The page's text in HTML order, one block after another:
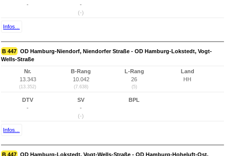
-
-
(-)
Infos...
B 447 OD Hamburg-Niendorf, Niendorfer Straße - OD Hamburg-Lokstedt, Vogt-
Wells-Straße
Nr.
13.343
(13.352)
B-Rang
10.042
(7.638)
L-Rang
26
(5)
Land
HH
DTV
-
SV
-
(-)
BPL
Infos...
B 447 OD Hamburg-Lokstedt, Vogt-Wells-Straße - OD Hamburg-Hoheluft-Ost,